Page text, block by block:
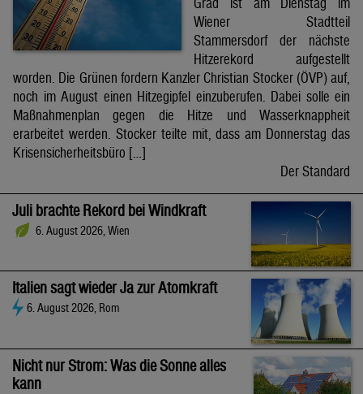
Wiener Stadtteil
Stammersdorf der nächste
Hitzerekord aufgestellt
worden. Die Grünen fordern Kanzler Christian Stocker (ÖVP) auf,
noch im August einen Hitzegipfel einzuberufen. Dabei solle ein
Maßnahmenplan gegen die Hitze und Wasserknappheit
erarbeitet werden. Stocker teilte mit, dass am Donnerstag das
Krisensicherheitsbüro […]
Der Standard
Juli brachte Rekord bei Windkraft
6. August 2026, Wien
Italien sagt wieder Ja zur Atomkraft
6. August 2026, Rom
Nicht nur Strom: Was die Sonne alles
kann